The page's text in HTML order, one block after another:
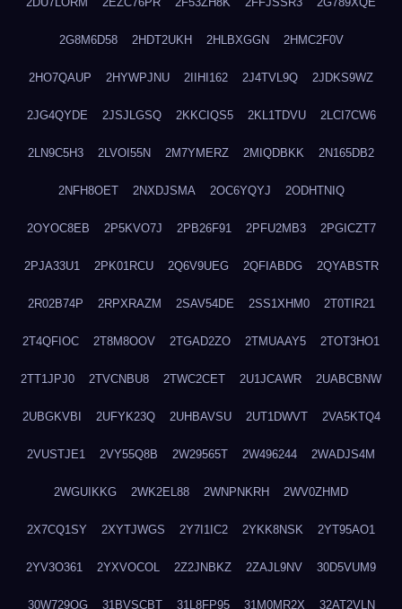
2G8M6D58 2HDT2UKH 2HLBXGGN 2HMC2F0V
2HO7QAUP 2HYWPJNU 2IIHI162 2J4TVL9Q 2JDKS9WZ
2JG4QYDE 2JSJLGSQ 2KKCIQS5 2KL1TDVU 2LCI7CW6
2LN9C5H3 2LVOI55N 2M7YMERZ 2MIQDBKK 2N165DB2
2NFH8OET 2NXDJSMA 2OC6YQYJ 2ODHTNIQ
2OYOC8EB 2P5KVO7J 2PB26F91 2PFU2MB3 2PGICZT7
2PJA33U1 2PK01RCU 2Q6V9UEG 2QFIABDG 2QYABSTR
2R02B74P 2RPXRAZM 2SAV54DE 2SS1XHM0 2T0TIR21
2T4QFIOC 2T8M8OOV 2TGAD2ZO 2TMUAAY5 2TOT3HO1
2TT1JPJ0 2TVCNBU8 2TWC2CET 2U1JCAWR 2UABCBNW
2UBGKVBI 2UFYK23Q 2UHBAVSU 2UT1DWVT 2VA5KTQ4
2VUSTJE1 2VY55Q8B 2W29565T 2W496244 2WADJS4M
2WGUIKKG 2WK2EL88 2WNPNKRH 2WV0ZHMD
2X7CQ1SY 2XYTJWGS 2Y7I1IC2 2YKK8NSK 2YT95AO1
2YV3O361 2YXVOCOL 2Z2JNBKZ 2ZAJL9NV 30D5VUM9
30W729OG 31BVSCBT 31L8FP95 31M0MR2X 32AT2VLN